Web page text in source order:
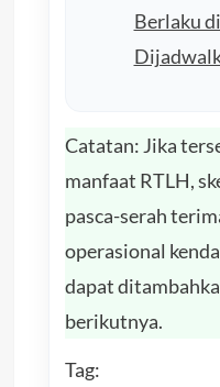
Berlaku
Catatan: Jika
manfaat RTLH,
pasca-serah
operasional
dapat
berikutnya.
Tag: